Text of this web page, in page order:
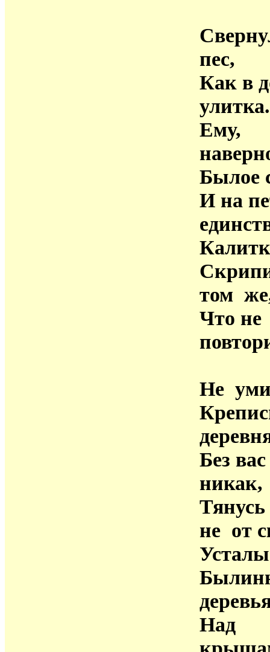
пес,
Как в
улитка.
Ему,
Былое
И на
том
Что не
Не
Без
никак,
не от
Над